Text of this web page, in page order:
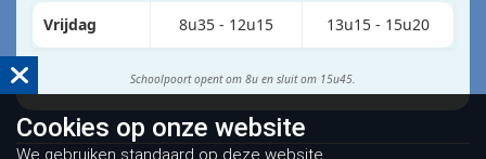
Vrijdag 8u35 - 12u15 13u15 - 15u20
Schoolpoort opent om 8u en sluit om 15u45.
Cookies op onze website
We gebruiken standaard op deze website